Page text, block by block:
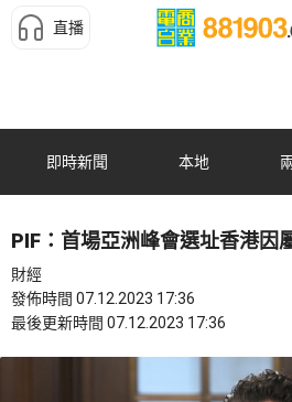
直播
即時新聞 本地
PIF：首場亞洲峰會選址香港因
財經
發佈時間 07.12.2023 17:36
最後更新時間 07.12.2023 17:36